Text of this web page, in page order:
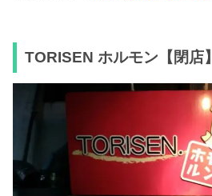
TORISEN ホルモン【閉店】